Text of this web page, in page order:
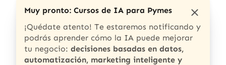
Muy pronto: Cursos de IA para Pymes
¡Quédate atento! Te estaremos notificando y
podrás aprender cómo la IA puede mejorar
tu negocio: decisiones basadas en datos,
automatización, marketing inteligente y